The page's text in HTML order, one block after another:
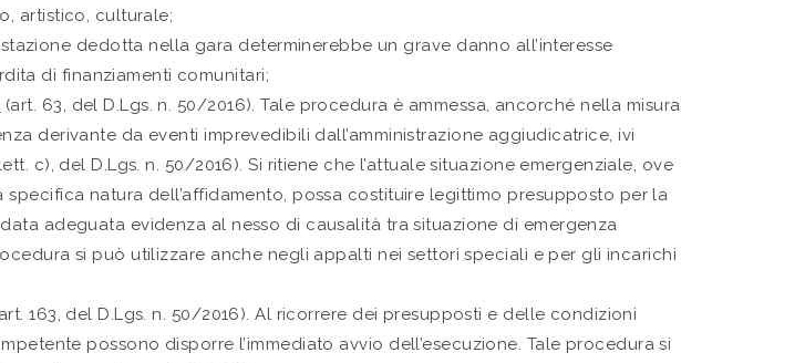
artistico, culturale;
dedotta nella gara determinerebbe un grave danno all’interesse
di finanziamenti comunitari;
(art. 63, del D.Lgs. n. 50/2016). Tale procedura è ammessa, ancorché nella misura
derivante da eventi imprevedibili dall’amministrazione aggiudicatrice, ivi
c), del D.Lgs. n. 50/2016). Si ritiene che l’attuale situazione emergenziale, ove
natura dell’affidamento, possa costituire legittimo presupposto per la
adeguata evidenza al nesso di causalità tra situazione di emergenza
si può utilizzare anche negli appalti nei settori speciali e per gli incarichi
163, del D.Lgs. n. 50/2016). Al ricorrere dei presupposti e delle condizioni
possono disporre l’immediato avvio dell’esecuzione. Tale procedura si